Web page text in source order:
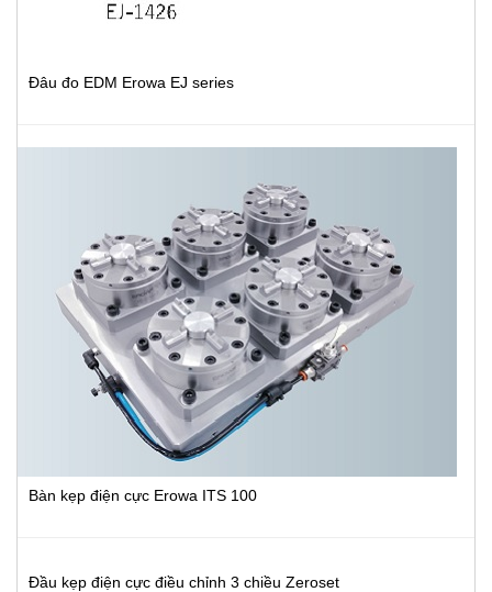
Đâu đo EDM Erowa EJ series
Bàn kẹp điện cực Erowa ITS 100
Đầu kẹp điện cực điều chỉnh 3 chiều Zeroset